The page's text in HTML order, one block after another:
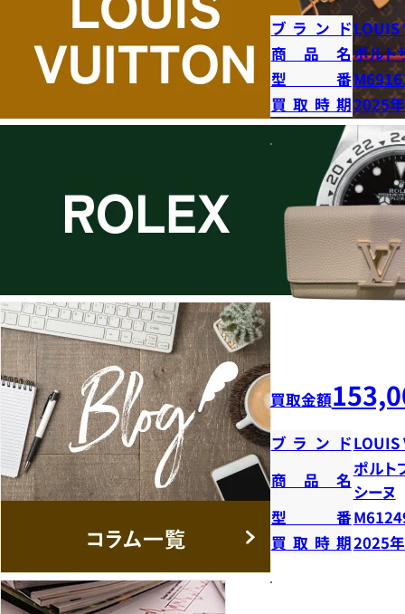
ブランドLOUIS
商品名ポルト
型番
買取時期2025
買取金額
ブランドLOUIS
商品名
ポルト
シーヌ
型番
買取時期2025